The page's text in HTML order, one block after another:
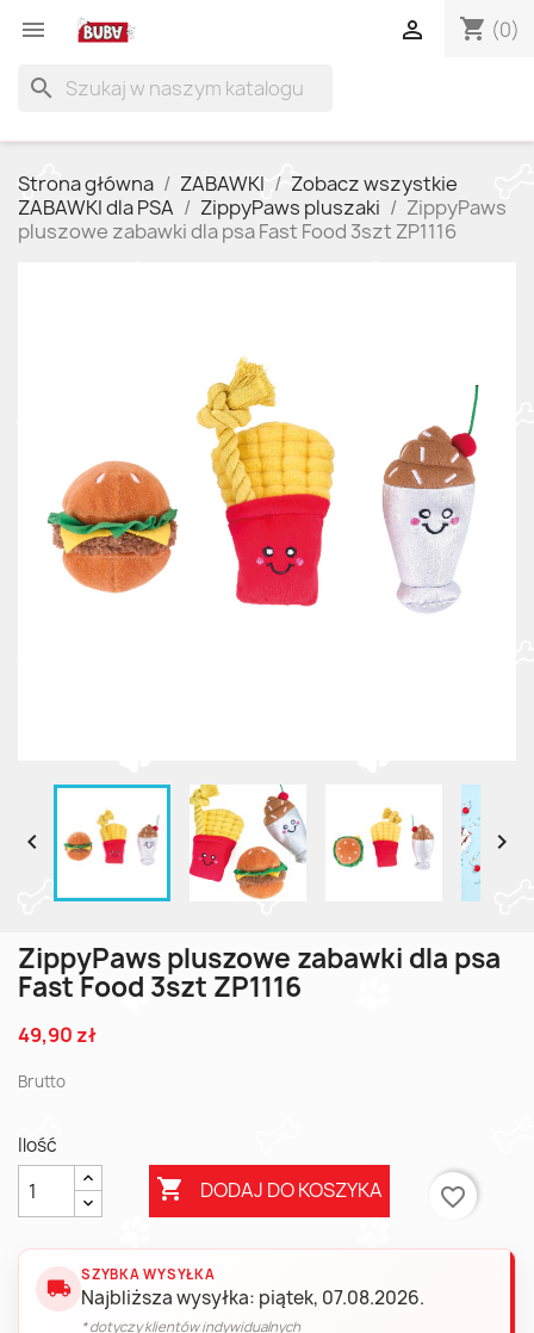
 shopping_cart (0)

search
Strona główna ZABAWKI
Zobacz wszystkie
ZABAWKI dla PSA
ZippyPaws pluszaki
ZippyPaws
pluszowe zabawki dla psa Fast Food 3szt ZP1116
 
ZippyPaws pluszowe zabawki dla psa
Fast Food 3szt ZP1116
49,90 zł
Brutto
Ilość
 DODAJ DO KOSZYKA favorite_border
local_shipping
SZYBKA WYSYŁKA
Najbliższa wysyłka: piątek, 07.08.2026.
* dotyczy klientów indywidualnych